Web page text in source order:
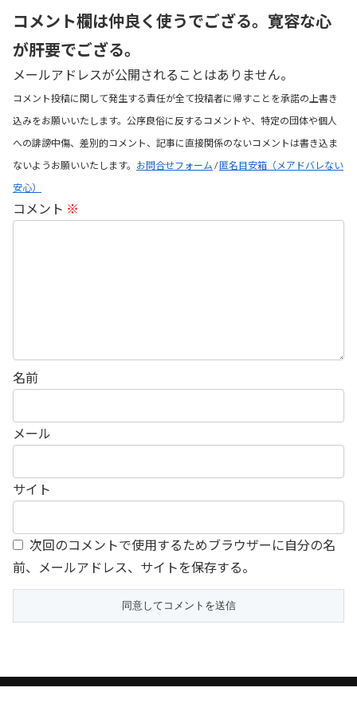
コメント欄は仲良く使うでござる。寛容な心
が肝要でござる。
メールアドレスが公開されることはありません。
コメント投稿に関して発生する責任が全て投稿者に帰すことを承諾の上書き
込みをお願いいたします。公序良俗に反するコメントや、特定の団体や個人
への誹謗中傷、差別的コメント、記事に直接関係のないコメントは書き込ま
ないようお願いいたします。 お問合せフォーム /匿名目安箱（メアドバレない
安心）
コメント ※
名前
メール
サイト
次回のコメントで使用するためブラウザーに自分の名
前、メールアドレス、サイトを保存する。